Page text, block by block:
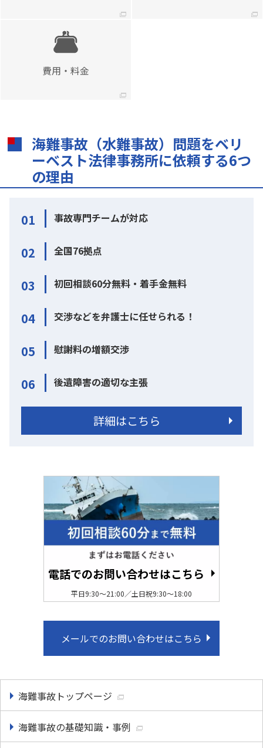
費用・料金
海難事故（水難事故）問題をベリ
ーベスト法律事務所に依頼する6つ
の理由
01 事故専門チームが対応
02 全国76拠点
03 初回相談60分無料・着手金無料
04 交渉などを弁護士に任せられる！
05 慰謝料の増額交渉
06 後遺障害の適切な主張
詳細はこちら
電話でのお問い合わせはこちら
平日9:30〜21:00／土日祝9:30〜18:00
メールでのお問い合わせはこちら
海難事故トップページ
海難事故の基礎知識・事例